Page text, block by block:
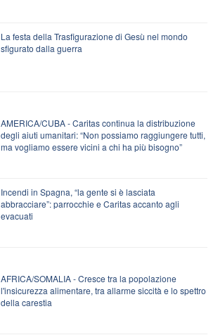
La festa della Trasfigurazione di Gesù nel mondo
sfigurato dalla guerra
AMERICA/CUBA - Caritas continua la distribuzione
degli aiuti umanitari: “Non possiamo raggiungere tutti,
ma vogliamo essere vicini a chi ha più bisogno”
Incendi in Spagna, “la gente si è lasciata
abbracciare”: parrocchie e Caritas accanto agli
evacuati
AFRICA/SOMALIA - Cresce tra la popolazione
l'insicurezza alimentare, tra allarme siccità e lo spettro
della carestia